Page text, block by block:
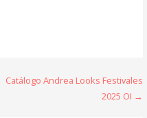
Catálogo Andrea Looks Festivales
2025 OI →